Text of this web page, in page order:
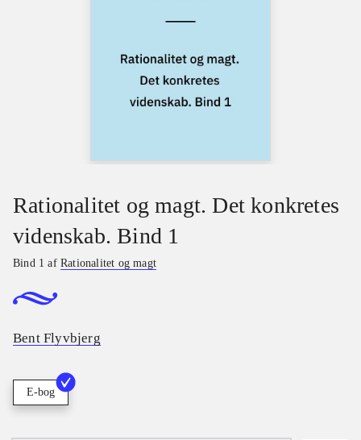
Rationalitet og magt. Det konkretes
videnskab. Bind 1
Bind 1 afRationalitet og magt
Bent Flyvbjerg
E-bog